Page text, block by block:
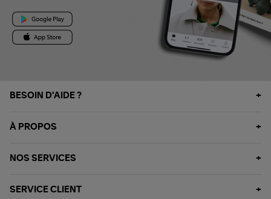
BESOIN D'AIDE ?
À PROPOS
NOS SERVICES
SERVICE CLIENT